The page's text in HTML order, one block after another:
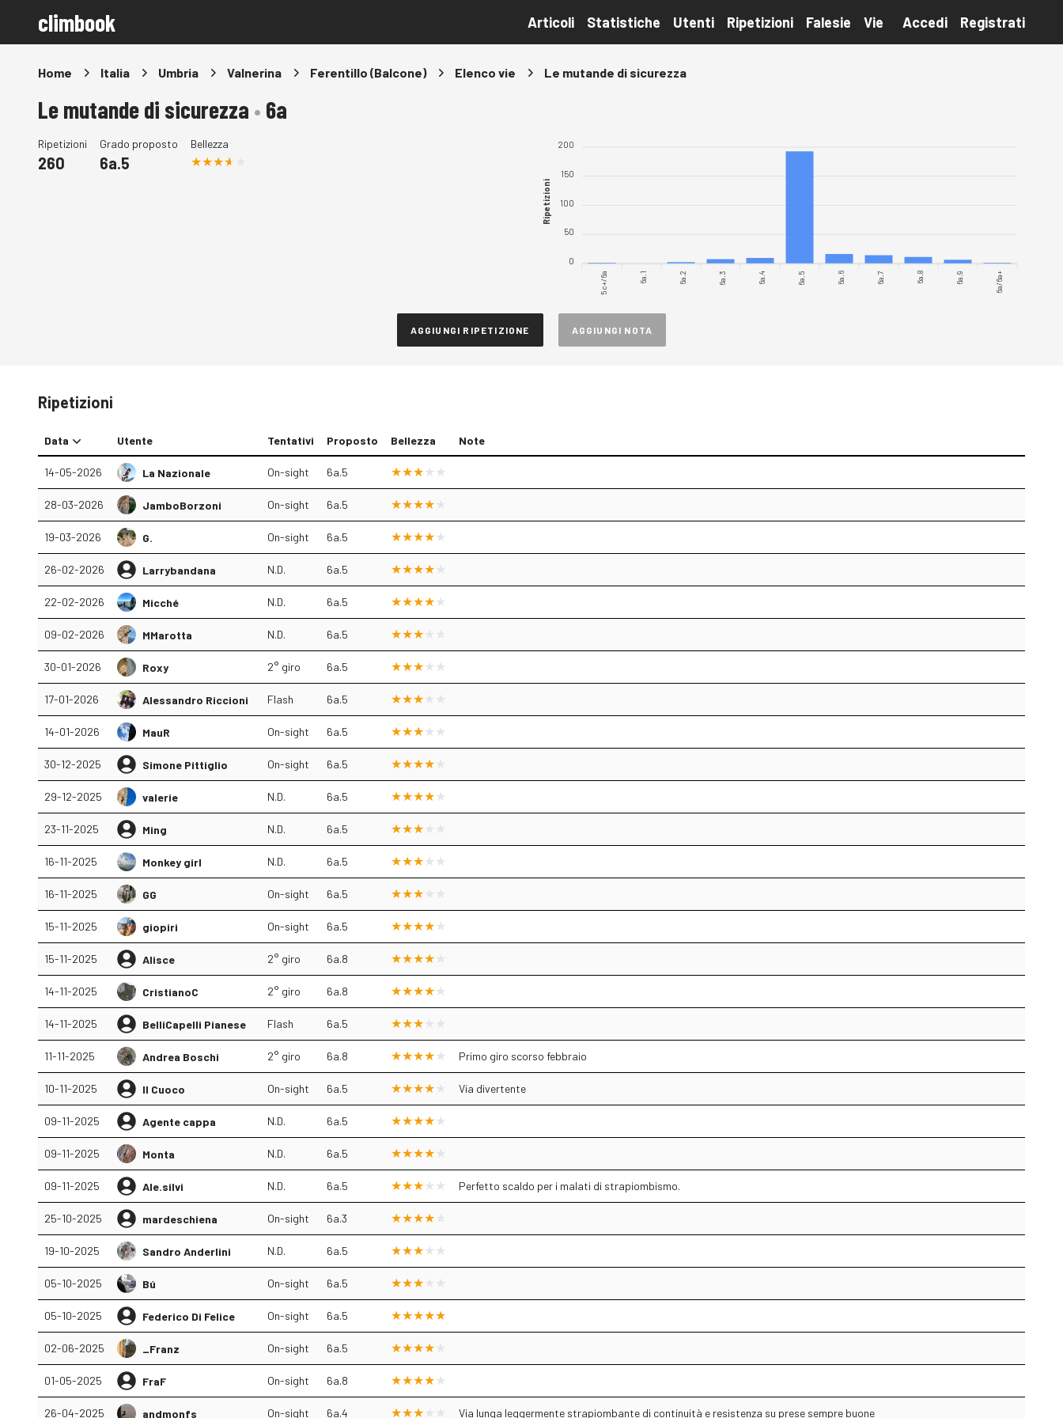
climbook Articoli Statistiche Utenti Ripetizioni Falesie Vie Accedi Registrati
Home Italia Umbria Valnerina Ferentillo (Balcone) Elenco vie Le mutande di sicurezza
Le mutande di sicurezza • 6a
Ripetizioni
260
Grado proposto
6a.5
Bellezza 200
150
100
50
0
Ripetizioni
5c+/6a 6a.1 6a.2 6a.3 6a.4 6a.5 6a.6 6a.7 6a.8 6a.9 6a/6a+
AGGIUNGI RIPETIZIONE AGGIUNGI NOTA
Ripetizioni
Data Utente Tentativi Proposto Bellezza Note
14-05-2026 La Nazionale On-sight 6a.5
28-03-2026 JamboBorzoni On-sight 6a.5
19-03-2026 G. On-sight 6a.5
26-02-2026 Larrybandana N.D. 6a.5
22-02-2026 Micché N.D. 6a.5
09-02-2026 MMarotta N.D. 6a.5
30-01-2026 Roxy 2° giro 6a.5
17-01-2026 Alessandro Riccioni Flash 6a.5
14-01-2026 MauR On-sight 6a.5
30-12-2025 Simone Pittiglio On-sight 6a.5
29-12-2025 valerie N.D. 6a.5
23-11-2025 Ming N.D. 6a.5
16-11-2025 Monkey girl N.D. 6a.5
16-11-2025 GG On-sight 6a.5
15-11-2025 giopiri On-sight 6a.5
15-11-2025 Alisce 2° giro 6a.8
14-11-2025 CristianoC 2° giro 6a.8
14-11-2025 BelliCapelli Pianese Flash 6a.5
11-11-2025 Andrea Boschi 2° giro 6a.8 Primo giro scorso febbraio
10-11-2025 Il Cuoco On-sight 6a.5 Via divertente
09-11-2025 Agente cappa N.D. 6a.5
09-11-2025 Monta N.D. 6a.5
09-11-2025 Ale.silvi N.D. 6a.5 Perfetto scaldo per i malati di strapiombismo.
25-10-2025 mardeschiena On-sight 6a.3
19-10-2025 Sandro Anderlini N.D. 6a.5
05-10-2025 Bú On-sight 6a.5
05-10-2025 Federico Di Felice On-sight 6a.5
02-06-2025 _Franz On-sight 6a.5
01-05-2025 FraF On-sight 6a.8
26-04-2025 andmonfs On-sight 6a.4 Via lunga leggermente strapiombante di continuità e resistenza su prese sempre buone